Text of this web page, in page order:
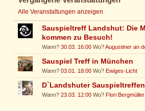
Alle Veranstaltungen anzeigen
Sauspieltreff Landshut: Die
kommen zu Besuch!
Wann?30.03. 16:00 Wo?Augustiner an
Sauspiel Treff in München
Wann?03.01. 18:00 Wo?Ewiges-Licht
D`Landshuter
Wann?23.03. 12:00 Wo?Flori Bergmüller